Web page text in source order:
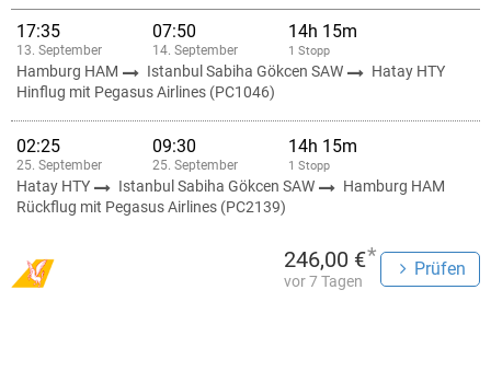
17:35
13. September
07:50
14. September
14h 15m
1 Stopp
Hamburg HAM Istanbul Sabiha Gökcen SAW
Hatay HTY
Hinflug mit Pegasus Airlines (PC1046)
02:25
25. September
09:30
25. September
14h 15m
1 Stopp
Hatay HTY Istanbul Sabiha Gökcen SAW
Hamburg HAM
Rückflug mit Pegasus Airlines (PC2139)
246,00 €*
vor 7 Tagen
Prüfen